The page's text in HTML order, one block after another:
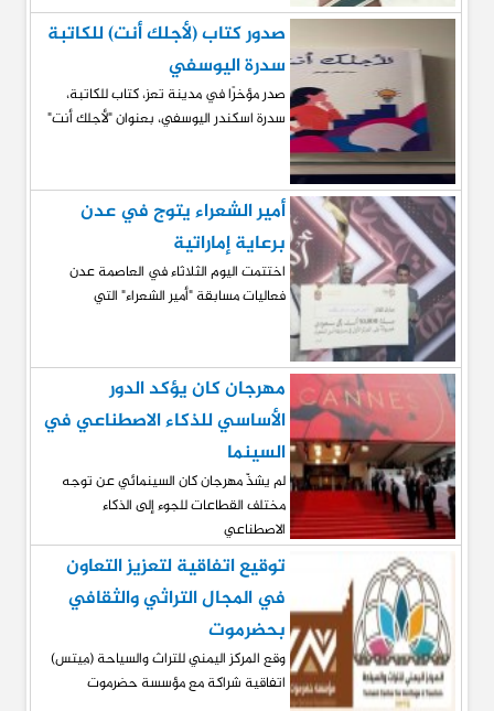
صدور كتاب (لأجلك أنت) للكاتبة
سدرة اليوسفي
صدر مؤخرًا في مدينة تعز، كتاب للكاتبة،
سدرة اسكندر اليوسفي، بعنوان "لأجلك أنت"
أمير الشعراء يتوج في عدن
برعاية إماراتية
اختتمت اليوم الثلاثاء في العاصمة عدن
فعاليات مسابقة "أمير الشعراء" التي
مهرجان كان يؤكد الدور
الأساسي للذكاء الاصطناعي في
السينما
لم يشذّ مهرجان كان السينمائي عن توجه
مختلف القطاعات للجوء إلى الذكاء
الاصطناعي
توقيع اتفاقية لتعزيز التعاون
في المجال التراثي والثقافي
بحضرموت
وقع المركز اليمني للتراث والسياحة (مِيتس)
اتفاقية شراكة مع مؤسسة حضرموت